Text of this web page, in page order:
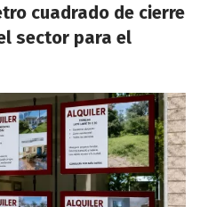
cuadrado de cierre
sector para el